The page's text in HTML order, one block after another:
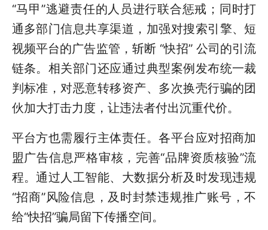
“马甲”逃避责任的人员进行联合惩戒；同时打
通多部门信息共享渠道，加强对搜索引擎、短
视频平台的广告监管，斩断 “快招” 公司的引流
链条。相关部门还应通过典型案例发布统一裁
判标准，对恶意转移资产、多次换壳行骗的团
伙加大打击力度，让违法者付出沉重代价。
平台方也需履行主体责任。各平台应对招商加
盟广告信息严格审核，完善“品牌资质核验”流
程。通过人工智能、大数据分析及时发现违规
“招商”风险信息，及时封禁违规推广账号，不
给“快招”骗局留下传播空间。